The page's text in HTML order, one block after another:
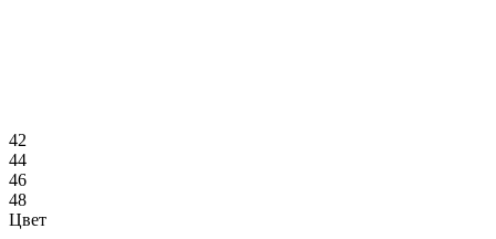
42
44
46
48
Цвет